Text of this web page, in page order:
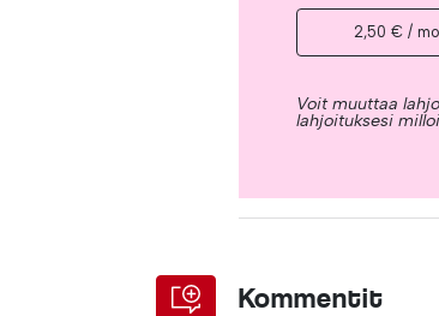
2,50 € /
Voit muuttaa
lahjoituksesi
Kommentit